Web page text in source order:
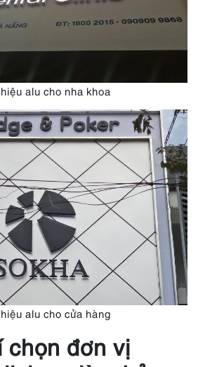
alu cho nha khoa
alu cho cửa hàng
chọn đơn vị